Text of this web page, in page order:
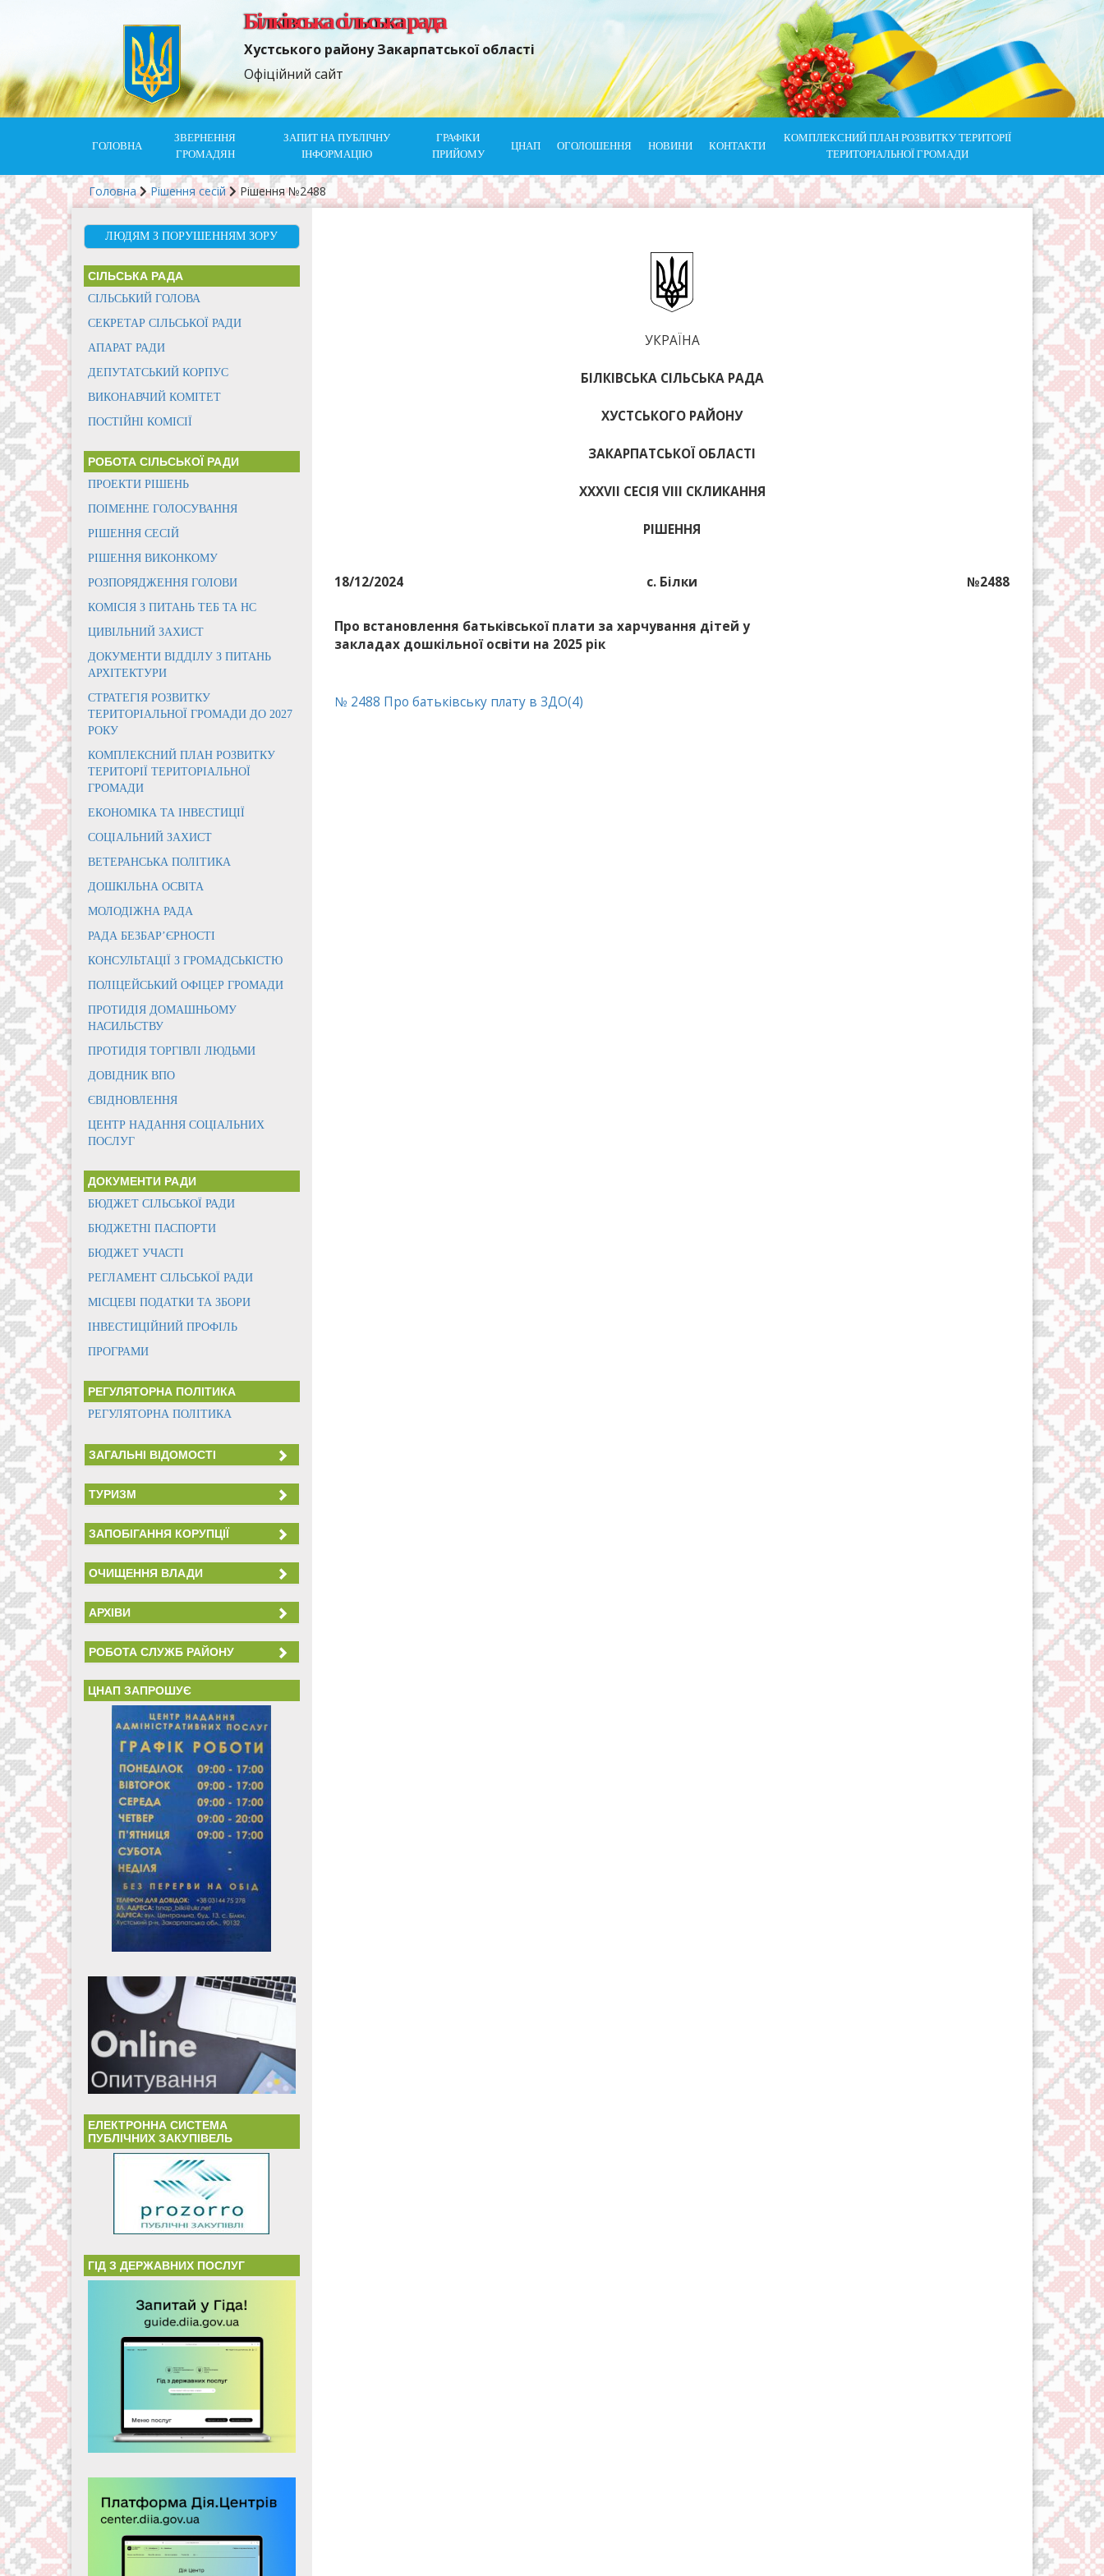
Білківська сільська рада
Хустського району Закарпатської області
Офіційний сайт
ГОЛОВНА
ЗВЕРНЕННЯ
ГРОМАДЯН
ЗАПИТ НА ПУБЛІЧНУ
ІНФОРМАЦІЮ
ГРАФІКИ
ПРИЙОМУ
ЦНАП ОГОЛОШЕННЯ НОВИНИ КОНТАКТИ
КОМПЛЕКСНИЙ ПЛАН РОЗВИТКУ ТЕРИТОРІЇ
ТЕРИТОРІАЛЬНОЇ ГРОМАДИ
Головна Рішення сесій Рішення №2488
ЛЮДЯМ З ПОРУШЕННЯМ ЗОРУ
СІЛЬСЬКА РАДА
СІЛЬСЬКИЙ ГОЛОВА
СЕКРЕТАР СІЛЬСЬКОЇ РАДИ
АПАРАТ РАДИ
ДЕПУТАТСЬКИЙ КОРПУС
ВИКОНАВЧИЙ КОМІТЕТ
ПОСТІЙНІ КОМІСІЇ
РОБОТА СІЛЬСЬКОЇ РАДИ
ПРОЕКТИ РІШЕНЬ
ПОІМЕННЕ ГОЛОСУВАННЯ
РІШЕННЯ СЕСІЙ
РІШЕННЯ ВИКОНКОМУ
РОЗПОРЯДЖЕННЯ ГОЛОВИ
КОМІСІЯ З ПИТАНЬ ТЕБ ТА НС
ЦИВІЛЬНИЙ ЗАХИСТ
ДОКУМЕНТИ ВІДДІЛУ З ПИТАНЬ
АРХІТЕКТУРИ
СТРАТЕГІЯ РОЗВИТКУ
ТЕРИТОРІАЛЬНОЇ ГРОМАДИ ДО 2027
РОКУ
КОМПЛЕКСНИЙ ПЛАН РОЗВИТКУ
ТЕРИТОРІЇ ТЕРИТОРІАЛЬНОЇ
ГРОМАДИ
ЕКОНОМІКА ТА ІНВЕСТИЦІЇ
СОЦІАЛЬНИЙ ЗАХИСТ
ВЕТЕРАНСЬКА ПОЛІТИКА
ДОШКІЛЬНА ОСВІТА
МОЛОДІЖНА РАДА
РАДА БЕЗБАР’ЄРНОСТІ
КОНСУЛЬТАЦІЇ З ГРОМАДСЬКІСТЮ
ПОЛІЦЕЙСЬКИЙ ОФІЦЕР ГРОМАДИ
ПРОТИДІЯ ДОМАШНЬОМУ
НАСИЛЬСТВУ
ПРОТИДІЯ ТОРГІВЛІ ЛЮДЬМИ
ДОВІДНИК ВПО
ЄВІДНОВЛЕННЯ
ЦЕНТР НАДАННЯ СОЦІАЛЬНИХ
ПОСЛУГ
ДОКУМЕНТИ РАДИ
БЮДЖЕТ СІЛЬСЬКОЇ РАДИ
БЮДЖЕТНІ ПАСПОРТИ
БЮДЖЕТ УЧАСТІ
РЕГЛАМЕНТ СІЛЬСЬКОЇ РАДИ
МІСЦЕВІ ПОДАТКИ ТА ЗБОРИ
ІНВЕСТИЦІЙНИЙ ПРОФІЛЬ
ПРОГРАМИ
РЕГУЛЯТОРНА ПОЛІТИКА
РЕГУЛЯТОРНА ПОЛІТИКА
ЗАГАЛЬНІ ВІДОМОСТІ
ТУРИЗМ
ЗАПОБІГАННЯ КОРУПЦІЇ
ОЧИЩЕННЯ ВЛАДИ
АРХІВИ
РОБОТА СЛУЖБ РАЙОНУ
ЦНАП ЗАПРОШУЄ
ЕЛЕКТРОННА СИСТЕМА
ПУБЛІЧНИХ ЗАКУПІВЕЛЬ
ГІД З ДЕРЖАВНИХ ПОСЛУГ
УКРАЇНА
БІЛКІВСЬКА СІЛЬСЬКА РАДА
ХУСТСЬКОГО РАЙОНУ
ЗАКАРПАТСЬКОЇ ОБЛАСТІ
ХХХVІІ СЕСІЯ VIII СКЛИКАННЯ
РІШЕННЯ
18/12/2024 с. Білки №2488
Про встановлення батьківської плати за харчування дітей у
закладах дошкільної освіти на 2025 рік
№ 2488 Про батьківську плату в ЗДО(4)